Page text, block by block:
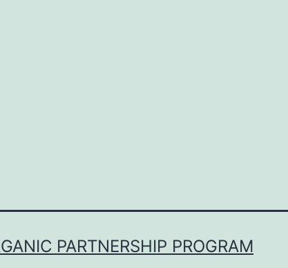
PARTNERSHIP PROGRAM